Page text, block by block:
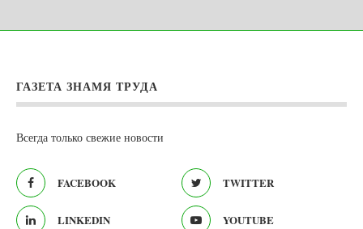
ГАЗЕТА ЗНАМЯ ТРУДА
Всегда только свежие новости
FACEBOOK TWITTER
LINKEDIN YOUTUBE